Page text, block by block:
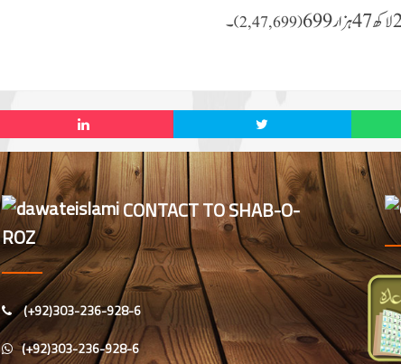
(
2, 47, 699
)۔
CONTACT TO SHAB-O-
ROZ
(+92)303-236-928-6
(+92)303-236-928-6